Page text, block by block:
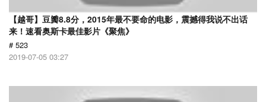
【越哥】豆瓣8.8分，2015年最不要命的电影，震撼得我说不出话
来！速看奥斯卡最佳影片《聚焦》
# 523
2019-07-05 03:27